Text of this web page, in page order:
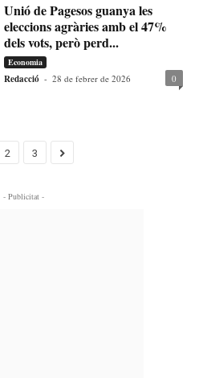
Unió de Pagesos guanya les
eleccions agràries amb el 47%
dels vots, però perd...
Economia
Redacció - 28 de febrer de 2026 0
2 3
- Publicitat -